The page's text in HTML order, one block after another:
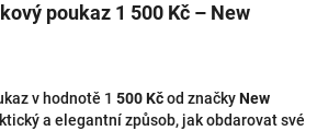
poukaz 1 500 Kč – New
v hodnotě 1 500 Kčod značkyNew
a elegantní způsob, jak obdarovat své